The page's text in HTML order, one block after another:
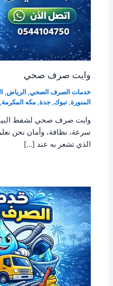
وايت صرف صحي
خدمات الصرف الصحي, الرياض,
المنورة,تبوك,جدة,مكه المكرمة,
وايت صرف صحي لشفط
سرعة، نظافة، وأمان نحن
الذي تشعر به عند […]